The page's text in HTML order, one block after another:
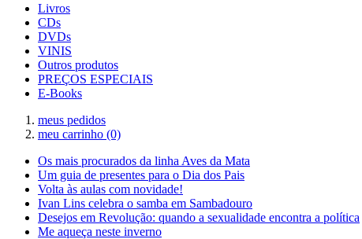
Livros
CDs
DVDs
VINIS
Outros produtos
PREÇOS ESPECIAIS
E-Books
meus pedidos
meu carrinho (0)
Os mais procurados da linha Aves da Mata
Um guia de presentes para o Dia dos Pais
Volta às aulas com novidade!
Ivan Lins celebra o samba em Sambadouro
Desejos em Revolução: quando a sexualidade encontra a política
Me aqueça neste inverno